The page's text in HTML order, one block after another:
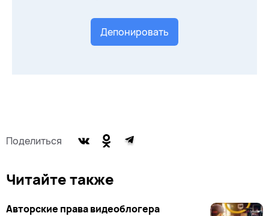
Депонировать
Поделиться
Читайте также
Авторские права видеоблогера